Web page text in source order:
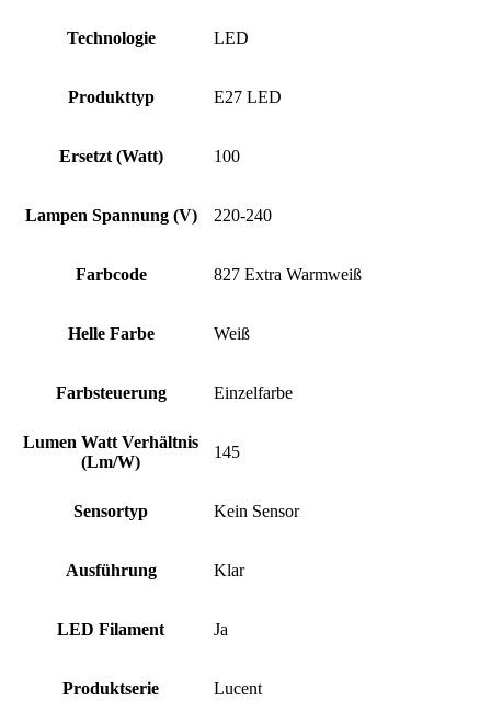
Technologie LED
Produkttyp E27 LED
Ersetzt (Watt) 100
Lampen Spannung (V) 220-240
Farbcode 827 Extra Warmweiß
Helle Farbe Weiß
Farbsteuerung Einzelfarbe
Lumen Watt Verhältnis
(Lm/W)
145
Sensortyp Kein Sensor
Ausführung Klar
LED Filament Ja
Produktserie Lucent